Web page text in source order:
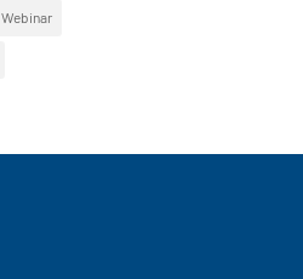
Webinar